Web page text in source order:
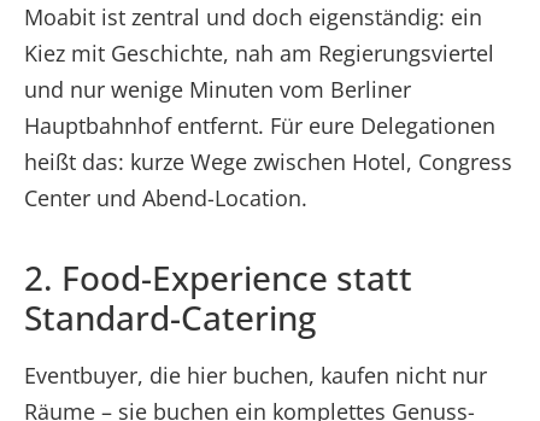
Moabit ist zentral und doch eigenständig: ein
Kiez mit Geschichte, nah am Regierungsviertel
und nur wenige Minuten vom Berliner
Hauptbahnhof entfernt. Für eure Delegationen
heißt das: kurze Wege zwischen Hotel, Congress
Center und Abend-Location.
2. Food-Experience statt
Standard-Catering
Eventbuyer, die hier buchen, kaufen nicht nur
Räume – sie buchen ein komplettes Genuss-